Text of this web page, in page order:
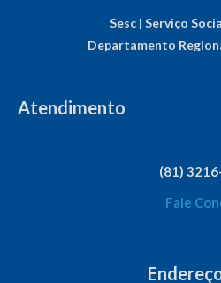
Sesc | Serviço
Departamento
Atendimento
(81)
Fale